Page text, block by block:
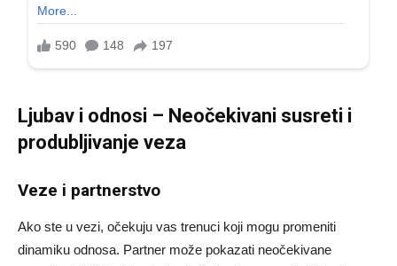
Ljubav i odnosi – Neočekivani susreti i
produbljivanje veza
Veze i partnerstvo
Ako ste u vezi, očekuju vas trenuci koji mogu promeniti
dinamiku odnosa. Partner može pokazati neočekivane